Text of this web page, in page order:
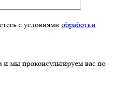
с условиями обработки
и мы проконсультируем вас по